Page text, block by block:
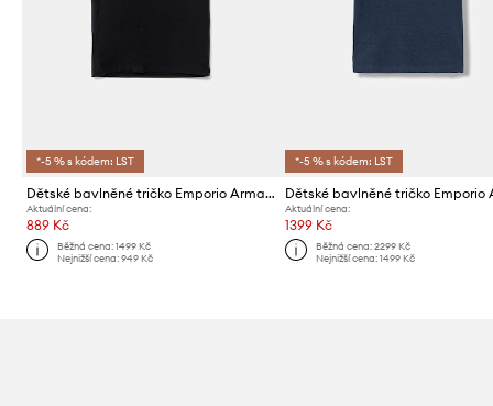
*-5 % s kódem: LST
Dětské bavlněné tričko Emporio Armani
Aktuální cena:
889 Kč
Běžná cena:1499 Kč
Nejnižší cena:949 Kč
*-5 % s kódem: LST
Aktuální cena:
1399 Kč
Běžná cena: 2299 Kč
Nejnižší cena: 1499 Kč